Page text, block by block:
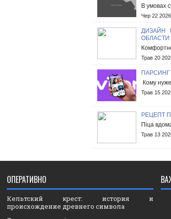
В умовах
Чер 22
ДИЗАЙН
ОБЛАСТИ
Трав 20
Кому
Трав 15
РЕЦЕПТ
Піца
Трав 13
ОПЕРАТИВНО
Кельтский крест: история и
происхождение древнего символа